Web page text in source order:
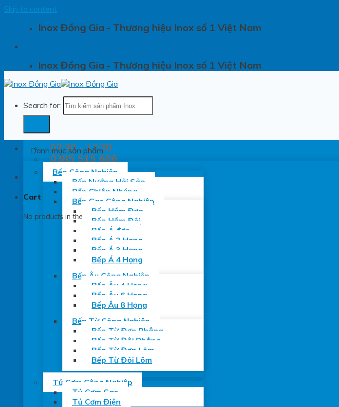
Skip to content
Inox Đồng Gia - Thương hiệu Inox số 1 Việt Nam
Inox Đồng Gia - Thương hiệu Inox số 1 Việt Nam
Search for:
07:30 - 17:30
0385 515 686
Cart
No products in the cart.
Danh mục sản phẩm
Bếp Công Nghiệp
Bếp Nướng Hải Sản
Bếp Chiên Nhúng
Bếp Gas Công Nghiệp
Bếp Hầm Đơn
Bếp Hầm Đôi
Bếp Á đơn
Bếp Á 2 Họng
Bếp Á 3 Họng
Bếp Á 4 Họng
Bếp Âu Công Nghiệp
Bếp Âu 4 Họng
Bếp Âu 6 Họng
Bếp Âu 8 Họng
Bếp Từ Công Nghiệp
Bếp Từ Đơn Phẳng
Bếp Từ Đôi Phẳng
Bếp Từ Đơn Lõm
Bếp Từ Đôi Lõm
Tủ Cơm Công Nghiệp
Tủ Cơm Gas
Tủ Cơm Điện